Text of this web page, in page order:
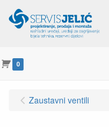
0
Zaustavni ventili